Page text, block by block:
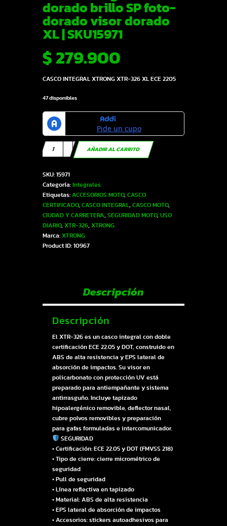
dorado brillo SP foto-
dorado visor dorado
XL | SKU15971
$ 279.900
CASCO INTEGRAL XTRONG XTR-326 XL ECE 2205
47 disponibles
Casco
XTR-
ECE-
2205
Xtrong
foto-
dorado
brillo
SP
foto-
cantidad
AÑADIR AL CARRITO
SKU: 15971
Categoría: Integrales
Etiquetas: ACCESORIOS MOTO, CASCO
CERTIFICADO, CASCO INTEGRAL, CASCO MOTO,
CIUDAD Y CARRETERA, SEGURIDAD MOTO, USO
DIARIO, XTR-326, XTRONG
Marca: XTRONG
Product ID: 10967
Descripción
Descripción
El XTR-326 es un casco integral con doble
certificación ECE 22.05 y DOT, construido en
ABS de alta resistencia y EPS lateral de
absorción de impactos. Su visor en
policarbonato con protección UV está
preparado para antiempañante y sistema
antirrasguño. Incluye tapizado
hipoalergénico removible, deflector nasal,
cubre polvos removibles y preparación
para gafas formuladas e intercomunicador.
SEGURIDAD
• Certificación: ECE 22.05 y DOT (FMVSS 218)
• Tipo de cierre: cierre micrométrico de
seguridad
• Pull de seguridad
• Línea reflectiva en tapizado
• Material: ABS de alta resistencia
• EPS lateral de absorción de impactos
• Accesorios: stickers autoadhesivos para